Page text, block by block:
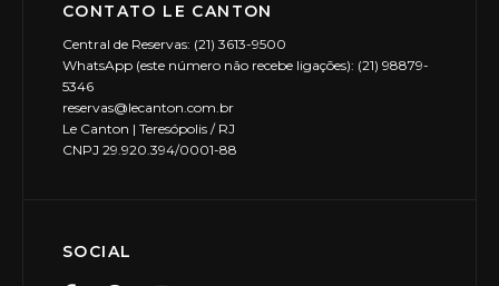
CONTATO LE CANTON
Central de Reservas: (21) 3613-9500
WhatsApp (este número não recebe ligações): (21) 98879-
5346
reservas@lecanton.com.br
Le Canton | Teresópolis / RJ
CNPJ 29.920.394/0001-88
SOCIAL